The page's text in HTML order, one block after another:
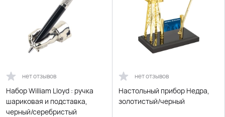
нет отзывов
Набор William Lloyd : ручка
шариковая и подставка,
черный/серебристый
нет отзывов
Настольный прибор Недра,
золотистый/черный